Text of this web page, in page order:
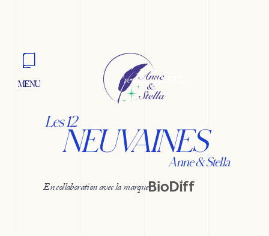
MENU
revenir àACCUEIL
Les 12
NEUVAINES
Anne & Stella
En collaboration avec la marque